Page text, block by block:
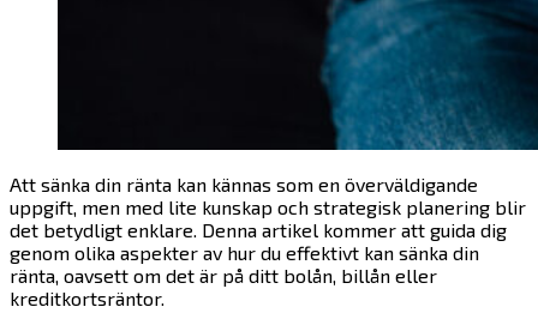
Att sänka din ränta kan kännas som en överväldigande
uppgift, men med lite kunskap och strategisk planering blir
det betydligt enklare. Denna artikel kommer att guida dig
genom olika aspekter av hur du effektivt kan sänka din
ränta, oavsett om det är på ditt bolån, billån eller
kreditkortsräntor.